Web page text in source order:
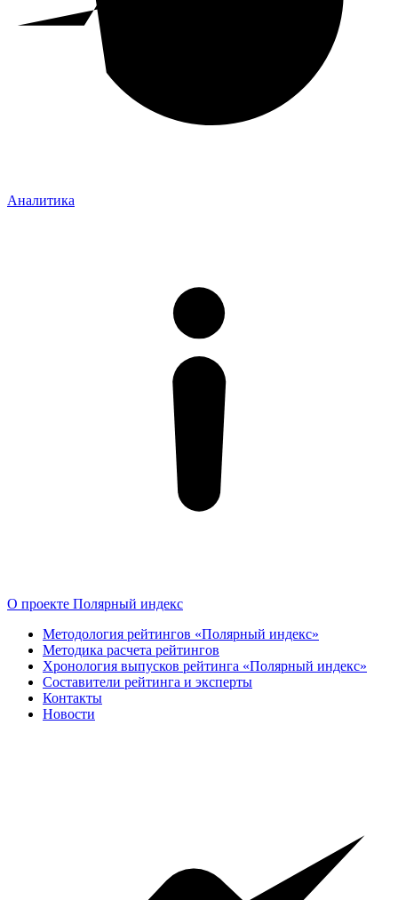
Аналитика
О проекте Полярный индекс
Методология рейтингов «Полярный индекс»
Методика расчета рейтингов
Хронология выпусков рейтинга «Полярный индекс»
Составители рейтинга и эксперты
Контакты
Новости